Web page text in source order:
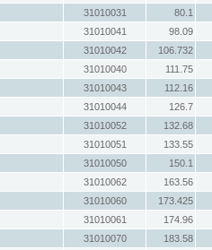
31010031
80.1
31010041
98.09
31010042
106.732
31010040
111.75
31010043
112.16
31010044
126.7
31010052
132.68
31010051
133.55
31010050
150.1
31010062
163.56
31010060
173.425
31010061
174.96
31010070
183.58